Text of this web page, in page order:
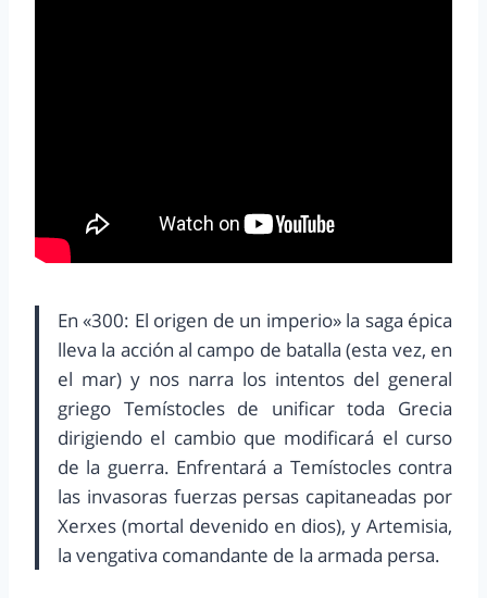
En «300: El origen de un imperio» la saga épica
lleva la acción al campo de batalla (esta vez, en
el mar) y nos narra los intentos del general
griego Temístocles de unificar toda Grecia
dirigiendo el cambio que modificará el curso
de la guerra. Enfrentará a Temístocles contra
las invasoras fuerzas persas capitaneadas por
Xerxes (mortal devenido en dios), y Artemisia,
la vengativa comandante de la armada persa.